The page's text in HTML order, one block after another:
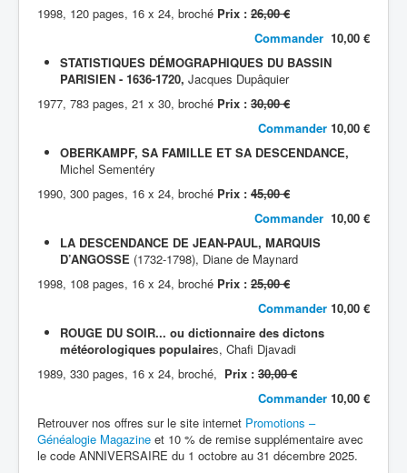
1998, 120 pages, 16 x 24, broché Prix : 26,00 €
Commander 10,00 €
STATISTIQUES DÉMOGRAPHIQUES DU BASSIN
PARISIEN - 1636-1720, Jacques Dupâquier
1977, 783 pages, 21 x 30, broché Prix : 30,00 €
Commander 10,00 €
OBERKAMPF, SA FAMILLE ET SA DESCENDANCE,
Michel Sementéry
1990, 300 pages, 16 x 24, broché Prix : 45,00 €
Commander 10,00 €
LA DESCENDANCE DE JEAN-PAUL, MARQUIS
D’ANGOSSE (1732-1798), Diane de Maynard
1998, 108 pages, 16 x 24, broché Prix : 25,00 €
Commander 10,00 €
ROUGE DU SOIR... ou dictionnaire des dictons
météorologiques populaires, Chafi Djavadi
1989, 330 pages, 16 x 24, broché, Prix : 30,00 €
Commander 10,00 €
Retrouver nos offres sur le site internet Promotions –
Généalogie Magazine et 10 % de remise supplémentaire avec
le code ANNIVERSAIRE du 1 octobre au 31 décembre 2025.